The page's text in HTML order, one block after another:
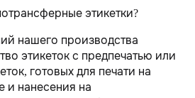
этикетки?
нашего производства
этикеток с предпечатью или
готовых для печати на
и нанесения на